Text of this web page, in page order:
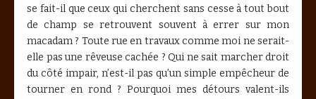
se fait-il que ceux qui cherchent sans cesse à tout bout
de champ se retrouvent souvent à errer sur mon
macadam ? Toute rue en travaux comme moi ne serait-
elle pas une rêveuse cachée ? Qui ne sait marcher droit
du côté impair, n’est-il pas qu’un simple empêcheur de
tourner en rond ? Pourquoi mes détours valent-ils